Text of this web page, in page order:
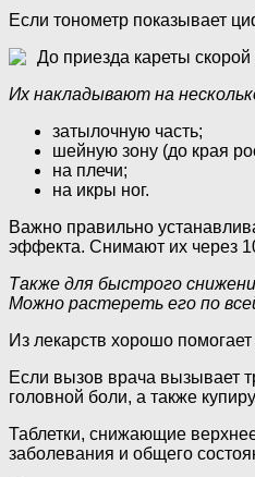
Если тонометр показывает
До приезда кареты
Их накладывают на
затылочную часть;
шейную зону (до края
на плечи;
на икры ног.
Важно правильно
эффекта. Снимают их через
Также для быстрого
Можно растереть его по
Из лекарств хорошо
Если вызов врача вызывает
головной боли, а также
Таблетки, снижающие
заболевания и общего